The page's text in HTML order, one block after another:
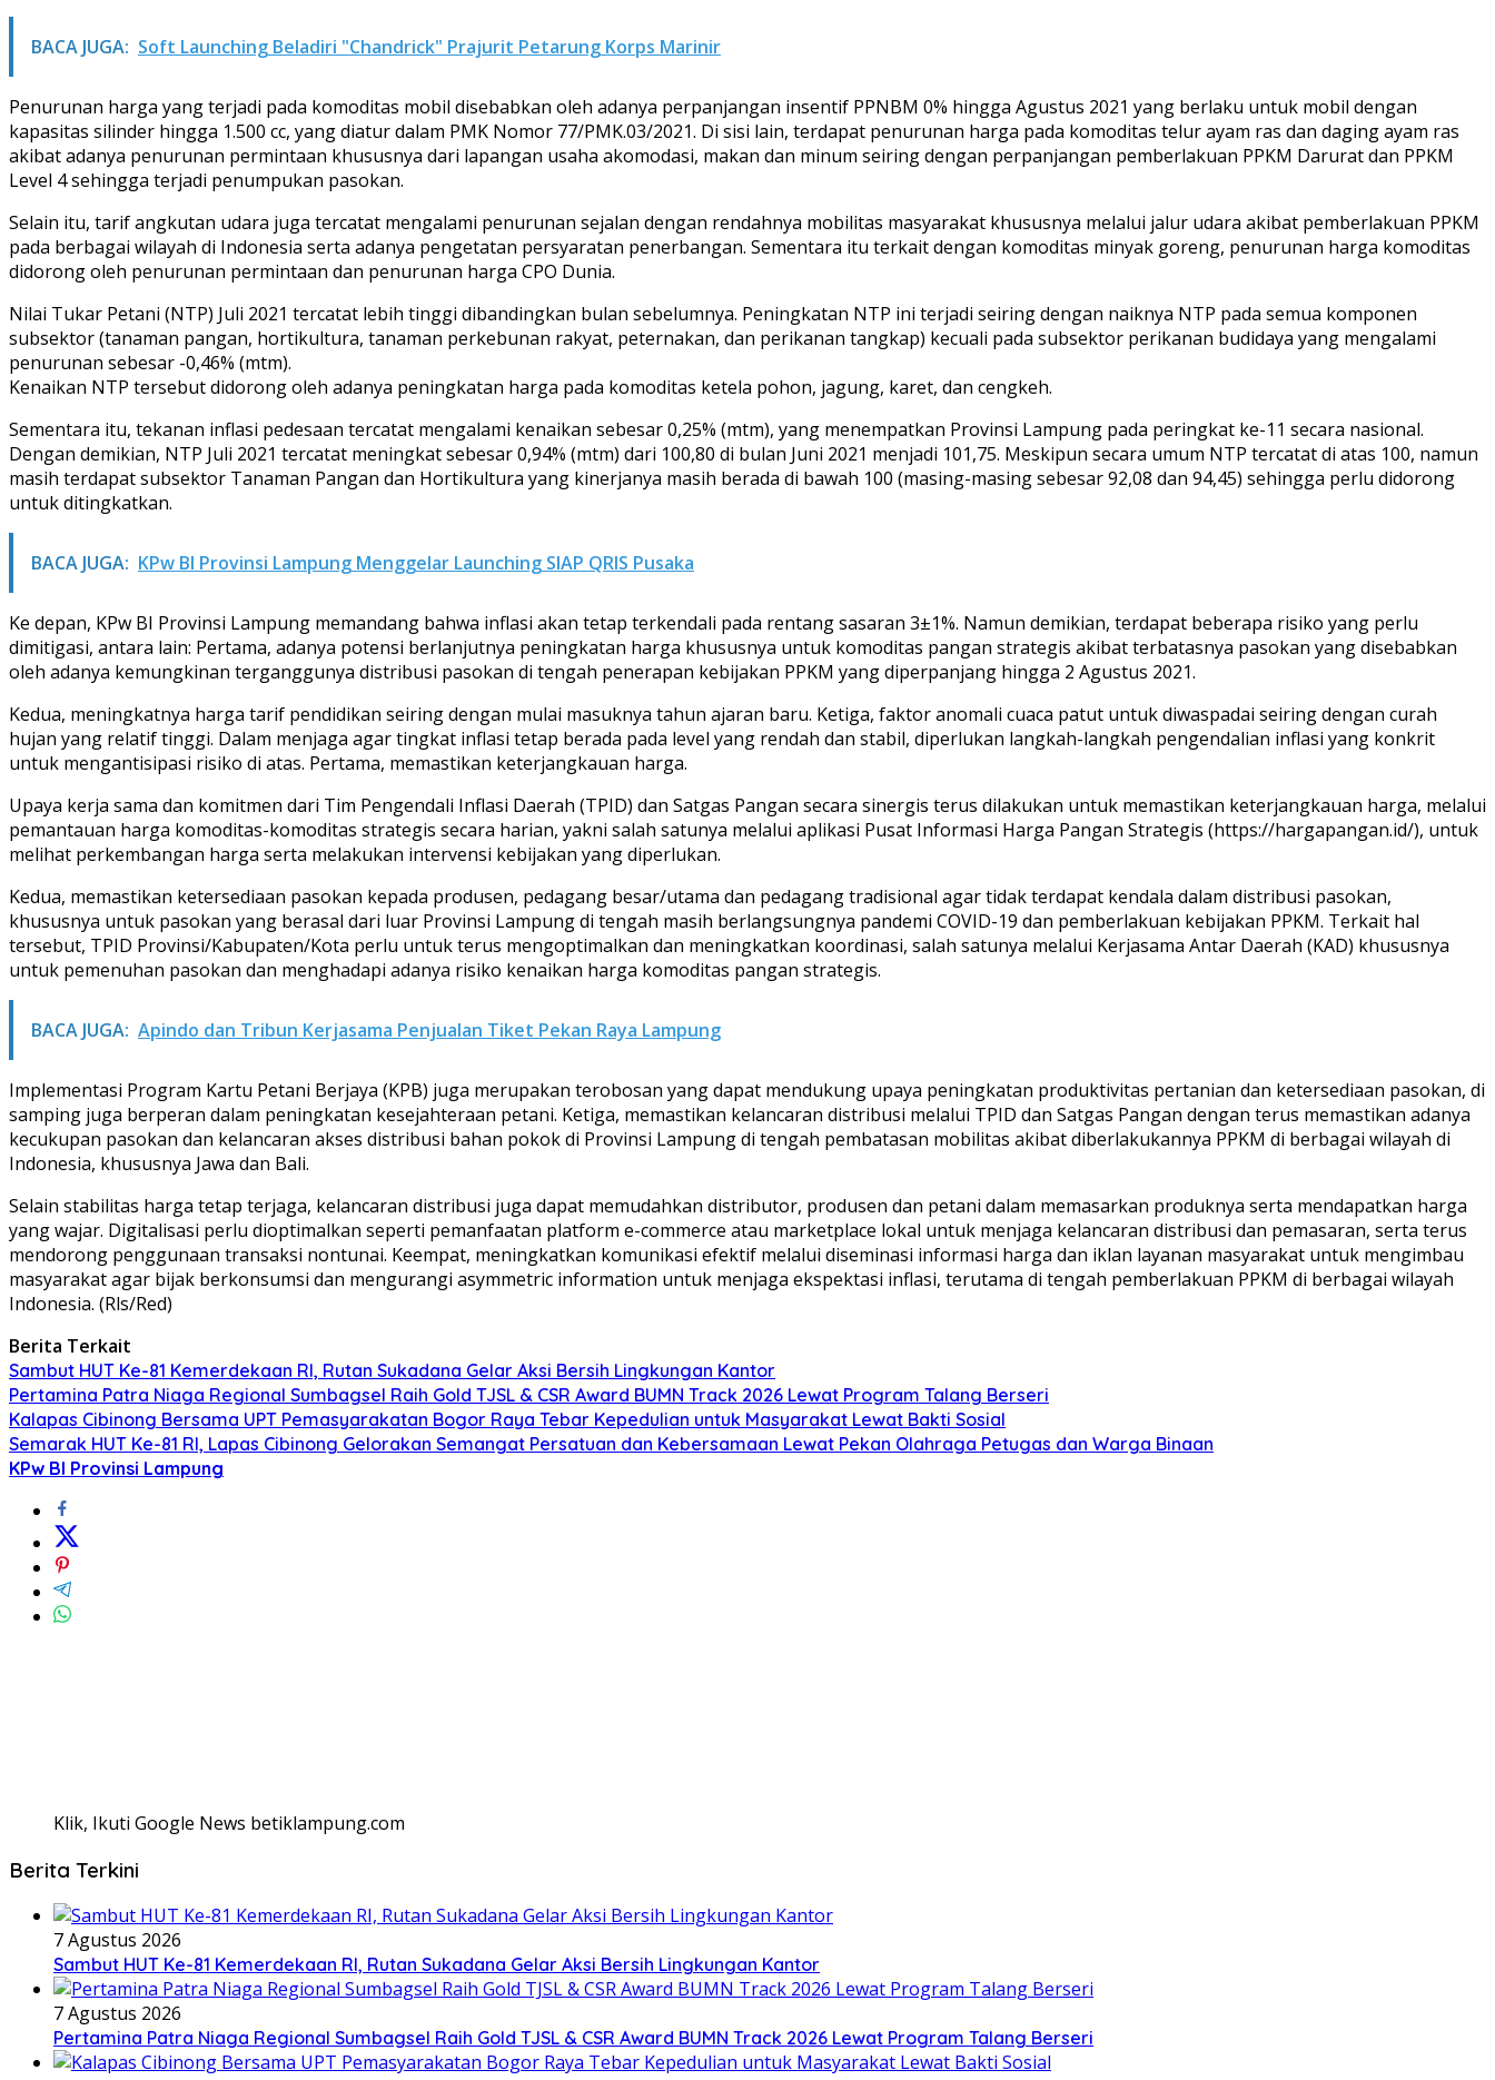
BACA JUGA: Soft Launching Beladiri "Chandrick" Prajurit Petarung Korps Marinir
Penurunan harga yang terjadi pada komoditas mobil disebabkan oleh adanya perpanjangan insentif PPNBM 0% hingga Agustus 2021 yang berlaku untuk mobil dengan
kapasitas silinder hingga 1.500 cc, yang diatur dalam PMK Nomor 77/PMK.03/2021. Di sisi lain, terdapat penurunan harga pada komoditas telur ayam ras dan daging ayam ras
akibat adanya penurunan permintaan khususnya dari lapangan usaha akomodasi, makan dan minum seiring dengan perpanjangan pemberlakuan PPKM Darurat dan PPKM
Level 4 sehingga terjadi penumpukan pasokan.
Selain itu, tarif angkutan udara juga tercatat mengalami penurunan sejalan dengan rendahnya mobilitas masyarakat khususnya melalui jalur udara akibat pemberlakuan PPKM
pada berbagai wilayah di Indonesia serta adanya pengetatan persyaratan penerbangan. Sementara itu terkait dengan komoditas minyak goreng, penurunan harga komoditas
didorong oleh penurunan permintaan dan penurunan harga CPO Dunia.
Nilai Tukar Petani (NTP) Juli 2021 tercatat lebih tinggi dibandingkan bulan sebelumnya. Peningkatan NTP ini terjadi seiring dengan naiknya NTP pada semua komponen
subsektor (tanaman pangan, hortikultura, tanaman perkebunan rakyat, peternakan, dan perikanan tangkap) kecuali pada subsektor perikanan budidaya yang mengalami
penurunan sebesar -0,46% (mtm).
Kenaikan NTP tersebut didorong oleh adanya peningkatan harga pada komoditas ketela pohon, jagung, karet, dan cengkeh.
Sementara itu, tekanan inflasi pedesaan tercatat mengalami kenaikan sebesar 0,25% (mtm), yang menempatkan Provinsi Lampung pada peringkat ke-11 secara nasional.
Dengan demikian, NTP Juli 2021 tercatat meningkat sebesar 0,94% (mtm) dari 100,80 di bulan Juni 2021 menjadi 101,75. Meskipun secara umum NTP tercatat di atas 100, namun
masih terdapat subsektor Tanaman Pangan dan Hortikultura yang kinerjanya masih berada di bawah 100 (masing-masing sebesar 92,08 dan 94,45) sehingga perlu didorong
untuk ditingkatkan.
BACA JUGA: KPw BI Provinsi Lampung Menggelar Launching SIAP QRIS Pusaka
Ke depan, KPw BI Provinsi Lampung memandang bahwa inflasi akan tetap terkendali pada rentang sasaran 3±1%. Namun demikian, terdapat beberapa risiko yang perlu
dimitigasi, antara lain: Pertama, adanya potensi berlanjutnya peningkatan harga khususnya untuk komoditas pangan strategis akibat terbatasnya pasokan yang disebabkan
oleh adanya kemungkinan terganggunya distribusi pasokan di tengah penerapan kebijakan PPKM yang diperpanjang hingga 2 Agustus 2021.
Kedua, meningkatnya harga tarif pendidikan seiring dengan mulai masuknya tahun ajaran baru. Ketiga, faktor anomali cuaca patut untuk diwaspadai seiring dengan curah
hujan yang relatif tinggi. Dalam menjaga agar tingkat inflasi tetap berada pada level yang rendah dan stabil, diperlukan langkah-langkah pengendalian inflasi yang konkrit
untuk mengantisipasi risiko di atas. Pertama, memastikan keterjangkauan harga.
Upaya kerja sama dan komitmen dari Tim Pengendali Inflasi Daerah (TPID) dan Satgas Pangan secara sinergis terus dilakukan untuk memastikan keterjangkauan harga, melalui
pemantauan harga komoditas-komoditas strategis secara harian, yakni salah satunya melalui aplikasi Pusat Informasi Harga Pangan Strategis (https://hargapangan.id/), untuk
melihat perkembangan harga serta melakukan intervensi kebijakan yang diperlukan.
Kedua, memastikan ketersediaan pasokan kepada produsen, pedagang besar/utama dan pedagang tradisional agar tidak terdapat kendala dalam distribusi pasokan,
khususnya untuk pasokan yang berasal dari luar Provinsi Lampung di tengah masih berlangsungnya pandemi COVID-19 dan pemberlakuan kebijakan PPKM. Terkait hal
tersebut, TPID Provinsi/Kabupaten/Kota perlu untuk terus mengoptimalkan dan meningkatkan koordinasi, salah satunya melalui Kerjasama Antar Daerah (KAD) khususnya
untuk pemenuhan pasokan dan menghadapi adanya risiko kenaikan harga komoditas pangan strategis.
BACA JUGA: Apindo dan Tribun Kerjasama Penjualan Tiket Pekan Raya Lampung
Implementasi Program Kartu Petani Berjaya (KPB) juga merupakan terobosan yang dapat mendukung upaya peningkatan produktivitas pertanian dan ketersediaan pasokan, di
samping juga berperan dalam peningkatan kesejahteraan petani. Ketiga, memastikan kelancaran distribusi melalui TPID dan Satgas Pangan dengan terus memastikan adanya
kecukupan pasokan dan kelancaran akses distribusi bahan pokok di Provinsi Lampung di tengah pembatasan mobilitas akibat diberlakukannya PPKM di berbagai wilayah di
Indonesia, khususnya Jawa dan Bali.
Selain stabilitas harga tetap terjaga, kelancaran distribusi juga dapat memudahkan distributor, produsen dan petani dalam memasarkan produknya serta mendapatkan harga
yang wajar. Digitalisasi perlu dioptimalkan seperti pemanfaatan platform e-commerce atau marketplace lokal untuk menjaga kelancaran distribusi dan pemasaran, serta terus
mendorong penggunaan transaksi nontunai. Keempat, meningkatkan komunikasi efektif melalui diseminasi informasi harga dan iklan layanan masyarakat untuk mengimbau
masyarakat agar bijak berkonsumsi dan mengurangi asymmetric information untuk menjaga ekspektasi inflasi, terutama di tengah pemberlakuan PPKM di berbagai wilayah
Indonesia. (Rls/Red)
Berita Terkait
Sambut HUT Ke-81 Kemerdekaan RI, Rutan Sukadana Gelar Aksi Bersih Lingkungan Kantor
Pertamina Patra Niaga Regional Sumbagsel Raih Gold TJSL & CSR Award BUMN Track 2026 Lewat Program Talang Berseri
Kalapas Cibinong Bersama UPT Pemasyarakatan Bogor Raya Tebar Kepedulian untuk Masyarakat Lewat Bakti Sosial
Semarak HUT Ke-81 RI, Lapas Cibinong Gelorakan Semangat Persatuan dan Kebersamaan Lewat Pekan Olahraga Petugas dan Warga Binaan
KPw BI Provinsi Lampung
Klik, Ikuti Google News betiklampung.com
Berita Terkini
7 Agustus 2026
Sambut HUT Ke-81 Kemerdekaan RI, Rutan Sukadana Gelar Aksi Bersih Lingkungan Kantor
7 Agustus 2026
Pertamina Patra Niaga Regional Sumbagsel Raih Gold TJSL & CSR Award BUMN Track 2026 Lewat Program Talang Berseri